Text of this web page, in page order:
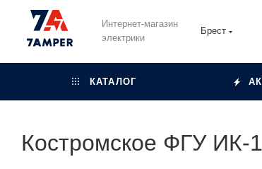
Интернет-магазин
электрики
Брест
КАТАЛОГ
Костромское ФГУ ИК-1